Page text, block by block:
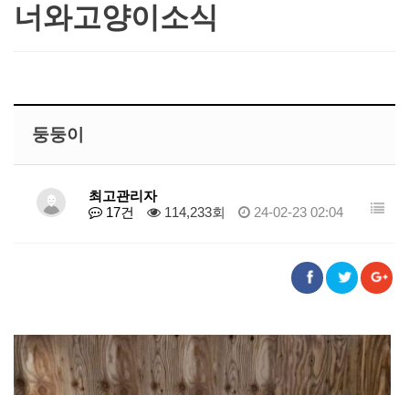
너와고양이소식
둥둥이
최고관리자
17건
114,233회 24-02-23 02:04